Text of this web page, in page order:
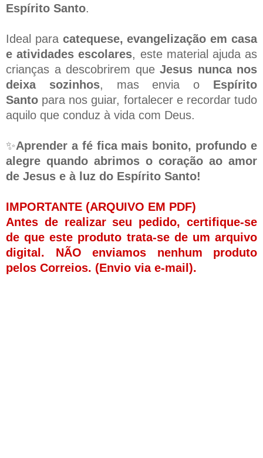
Espírito Santo.
Ideal para catequese, evangelização em casa
e atividades escolares, este material ajuda as
crianças a descobrirem que Jesus nunca nos
deixa sozinhos, mas envia o Espírito
Santo para nos guiar, fortalecer e recordar tudo
aquilo que conduz à vida com Deus.
✨Aprender a fé fica mais bonito, profundo e
alegre quando abrimos o coração ao amor
de Jesus e à luz do Espírito Santo!
IMPORTANTE (ARQUIVO EM PDF)
Antes de realizar seu pedido, certifique-se
de que este produto trata-se de um arquivo
digital. NÃO enviamos nenhum produto
pelos Correios. (Envio via e-mail).